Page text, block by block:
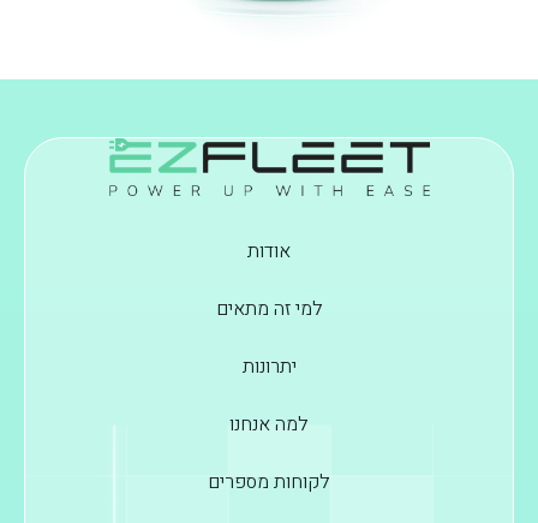
אודות
למי זה מתאים
יתרונות
למה אנחנו
לקוחות מספרים